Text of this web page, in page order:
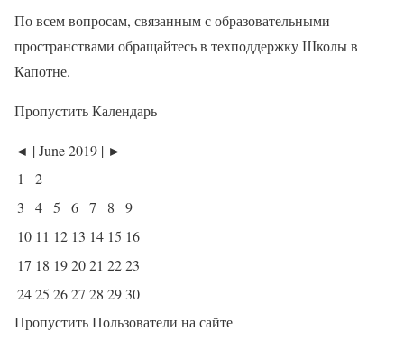
По всем вопросам, связанным с образовательными
пространствами обращайтесь в техподдержку Школы в
Капотне.
Пропустить Календарь
◄ | June 2019 | ►
1
2
3
4 5 6 7 8
9
10 11 12 13 14 15 16
17 18 192021 2223
2425 2627 28 29 30
Пропустить Пользователи на сайте